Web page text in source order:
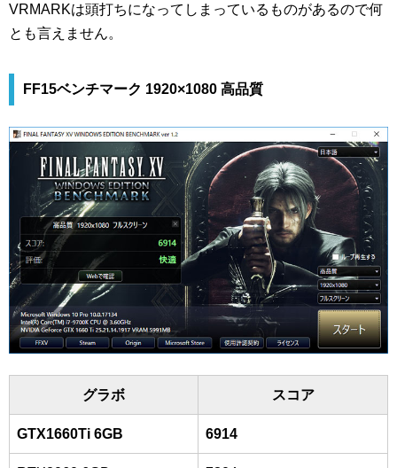
VRMARKは頭打ちになってしまっているものがあるので何
とも言えません。
FF15ベンチマーク 1920×1080 高品質
グラボ スコア
GTX1660Ti 6GB 6914